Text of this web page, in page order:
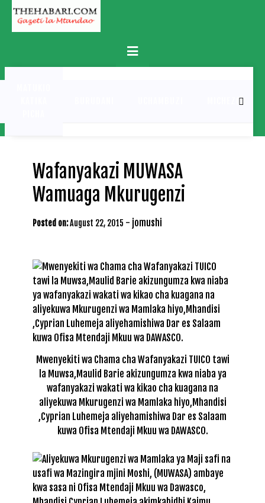
Skip
content
Primary
Menu
MICHEZO
Wafanyakazi MUWASA
Wamuaga Mkurugenzi
Posted on:August 22, 2015 - jomushi
Mwenyekiti wa Chama cha Wafanyakazi TUICO tawi
la Muwsa,Maulid Barie akizungumza kwa niaba ya
wafanyakazi wakati wa kikao cha kuagana na
aliyekuwa Mkurugenzi wa Mamlaka hiyo,Mhandisi
,Cyprian Luhemeja aliyehamishiwa Dar es Salaam
kuwa Ofisa Mtendaji Mkuu wa DAWASCO.